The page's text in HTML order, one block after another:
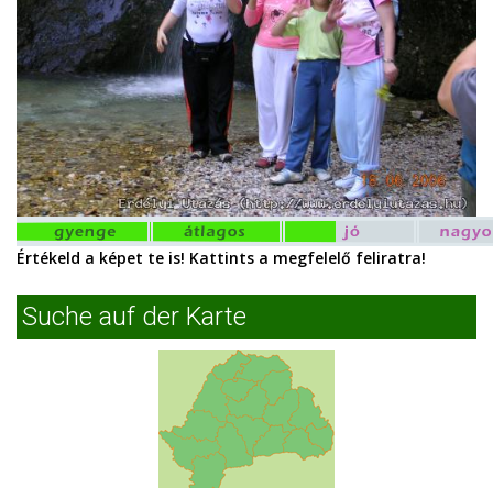
Értékeld a képet te is! Kattints a megfelelő feliratra!
Suche auf der Karte